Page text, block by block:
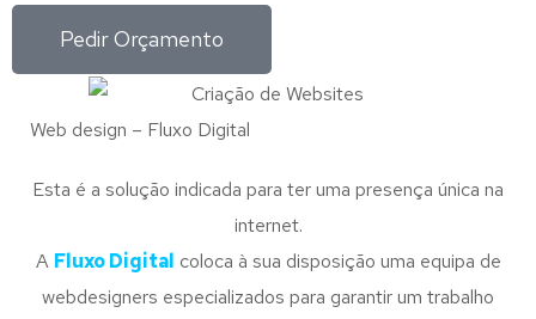
Pedir Orçamento
Web design – Fluxo Digital
Esta é a solução indicada para ter uma presença única na
internet.
A Fluxo Digital coloca à sua disposição uma equipa de
webdesigners especializados para garantir um trabalho